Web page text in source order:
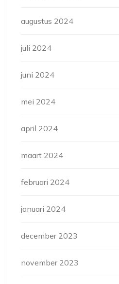
augustus 2024
juli 2024
juni 2024
mei 2024
april 2024
maart 2024
februari 2024
januari 2024
december 2023
november 2023